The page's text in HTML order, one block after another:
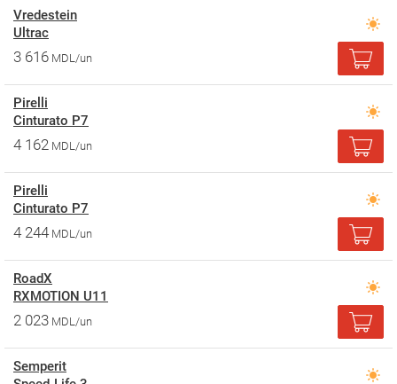
Vredestein
Ultrac
3 616 MDL/un
Pirelli
Cinturato P7
4 162 MDL/un
Pirelli
Cinturato P7
4 244 MDL/un
RoadX
RXMOTION U11
2 023 MDL/un
Semperit